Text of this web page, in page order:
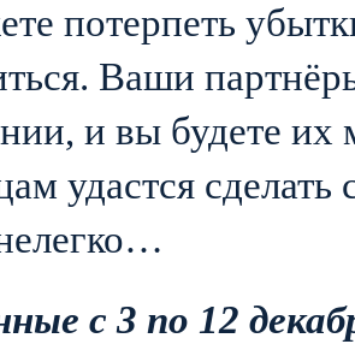
потерпеть
Ваши
и вы будете их
удастся
с 3 по 12